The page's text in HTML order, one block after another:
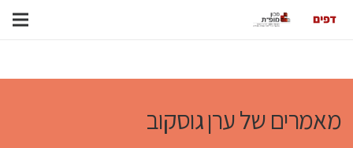
מאמרים של ערן גוסקוב